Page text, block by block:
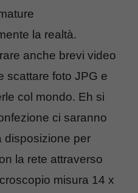
la realtà.
anche brevi video
scattare foto JPG e
col mondo. Eh si
ci saranno
disposizione per
la rete attraverso
misura 14 x